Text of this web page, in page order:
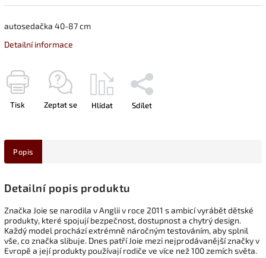
autosedačka 40-87 cm
Detailní informace
Tisk Zeptat se Hlídat Sdílet
Popis
Detailní popis produktu
Značka Joie se narodila v Anglii v roce 2011 s ambicí vyrábět dětské
produkty, které spojují bezpečnost, dostupnost a chytrý design.
Každý model prochází extrémně náročným testováním, aby splnil
vše, co značka slibuje. Dnes patří Joie mezi nejprodávanější značky v
Evropě a její produkty používají rodiče ve více než 100 zemích světa.